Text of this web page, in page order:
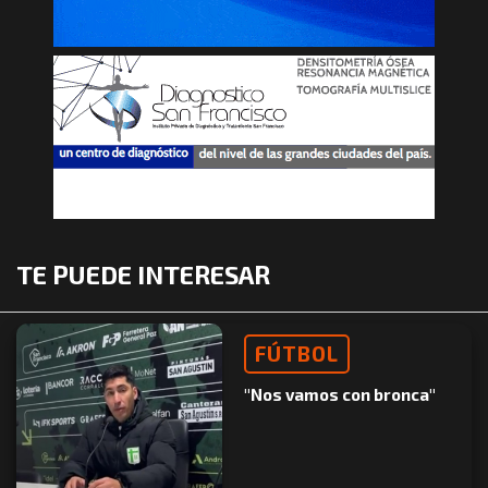
TE PUEDE INTERESAR
FÚTBOL
"Nos vamos con bronca"